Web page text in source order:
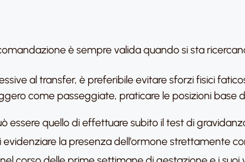
è sempre valida quando si sta
al transfer, è preferibile evitare sforzi fisici
come passeggiate, praticare le posizioni base
essere quello di effettuare subito il test di
la presenza dell’ormone strettamente